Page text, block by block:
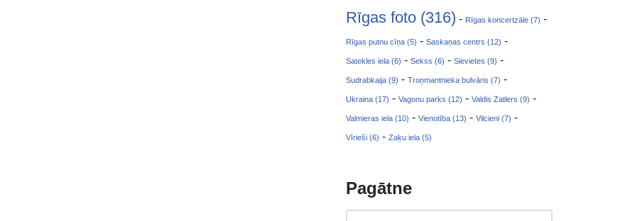
Rīgas foto (316) - Rīgas koncertzāle (7) -
Rīgas putnu cīņa (5) - Saskaņas centrs (12) -
Satekles iela (6) - Sekss (6) - Sievietes (9) -
Sudrabkaija (9) - Troņmantnieka bulvāris (7) -
Ukraina (17) - Vagonu parks (12) - Valdis Zatlers (9) -
Valmieras iela (10) - Vienotība (13) - Vilcieni (7) -
Vīrieši (6) - Zaķu iela (5)
Pagātne